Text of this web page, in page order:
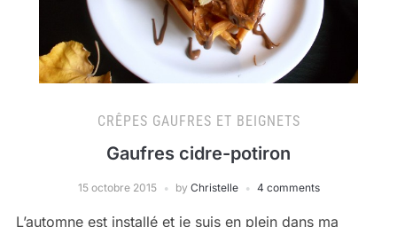
CRÊPES GAUFRES ET BEIGNETS
Gaufres cidre-potiron
15 octobre 2015 by Christelle 4 comments
L’automne est installé et je suis en plein dans ma